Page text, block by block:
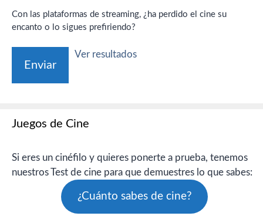
Con las plataformas de streaming, ¿ha perdido el cine su
encanto o lo sigues prefiriendo?
Ver resultados
Juegos de Cine
Si eres un cinéfilo y quieres ponerte a prueba, tenemos
nuestros Test de cine para que demuestres lo que sabes:
¿Cuánto sabes de cine?